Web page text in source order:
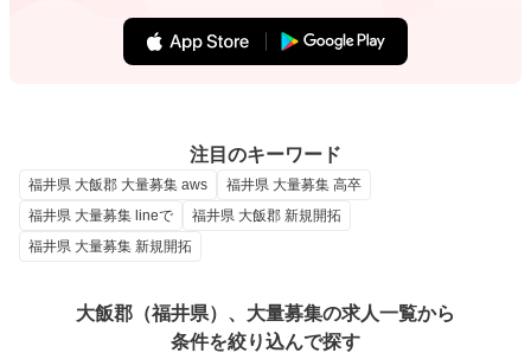
注目のキーワード
福井県 大飯郡 大量募集 aws
福井県 大量募集 高卒
福井県 大量募集 lineで
福井県 大飯郡 新規開拓
福井県 大量募集 新規開拓
大飯郡（福井県）、大量募集の求人一覧から
条件を絞り込んで探す